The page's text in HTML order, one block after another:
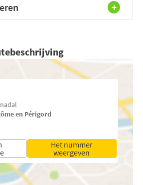
en Périgord
Het nummer
weergeven